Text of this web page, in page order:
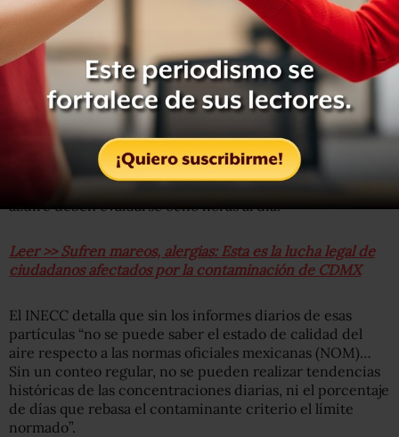
monitoreo, ha generado que en el Informe Nacional de
Calidad del Aire no registre en su totalidad los niveles de
partículas suspendidas PM10 y PM2.5, ozono, monóxido
de carbono, dióxido de nitrógeno y dióxido de azufre en
distintas partes de la república.
Según la OMS, es necesario que la evaluación de PM10,
PM2.5 y dióxido de nitrógeno, sean presentadas cada
hora para crear un análisis diario de las emisiones,
mientras que el ozono, monóxido de azufre y dióxido de
azufre deben evaluarse ocho horas al día.
Leer >> Sufren mareos, alergias: Esta es la lucha legal de
ciudadanos afectados por la contaminación de CDMX
El INECC detalla que sin los informes diarios de esas
partículas “no se puede saber el estado de calidad del
aire respecto a las normas oficiales mexicanas (NOM)…
Sin un conteo regular, no se pueden realizar tendencias
históricas de las concentraciones diarias, ni el porcentaje
de días que rebasa el contaminante criterio el límite
normado”.